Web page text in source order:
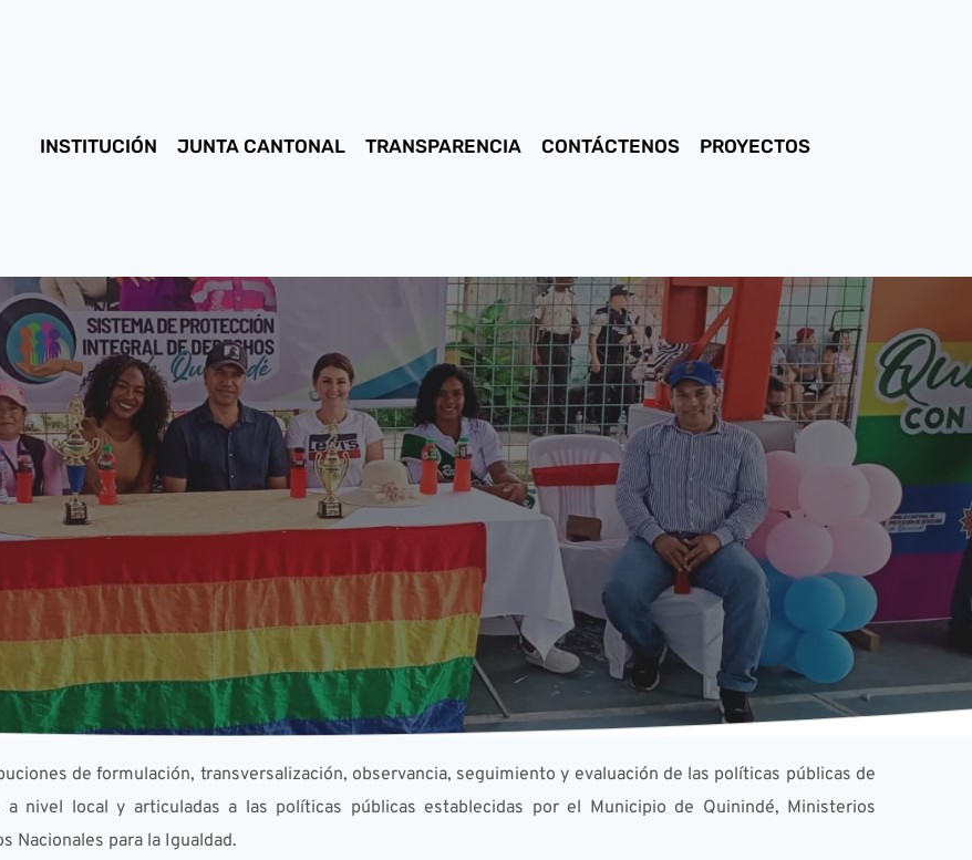
INSTITUCIÓN JUNTA CANTONAL TRANSPARENCIA CONTÁCTENOS PROYECTOS
de formulación, transversalización, observancia, seguimiento y evaluación de las políticas públicas de
a nivel local y articuladas a las políticas públicas establecidas por el Municipio de Quinindé, Ministerios
Nacionales para la Igualdad.